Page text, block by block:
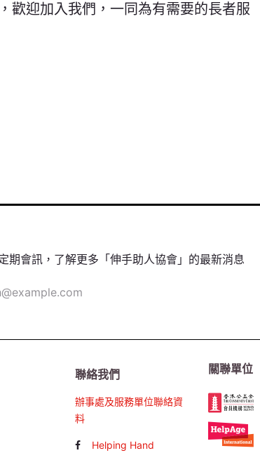
歡迎加入我們，一同為有需要的長者服
期會訊，了解更多「伸手助人協會」的最新消息
聯絡我們
辦事處及服務單位聯絡資
料
Helping Hand
關聯單位